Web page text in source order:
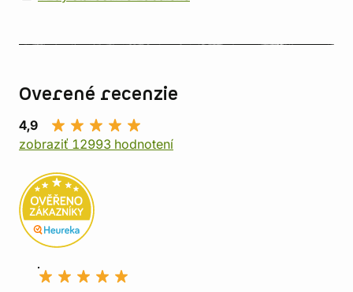
Overené recenzie
4,9
zobraziť 12993 hodnotení